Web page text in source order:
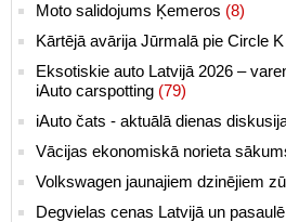
Moto salidojums Ķemeros (8)
Kārtējā avārija Jūrmalā pie Circle K
Eksotiskie auto Latvijā 2026 –
iAuto carspotting (79)
iAuto čats - aktuālā dienas
Vācijas ekonomiskā norieta
Volkswagen jaunajiem dzinējiem
Degvielas cenas Latvijā un pasaulē